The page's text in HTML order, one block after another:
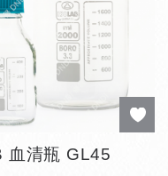
血清瓶 GL45